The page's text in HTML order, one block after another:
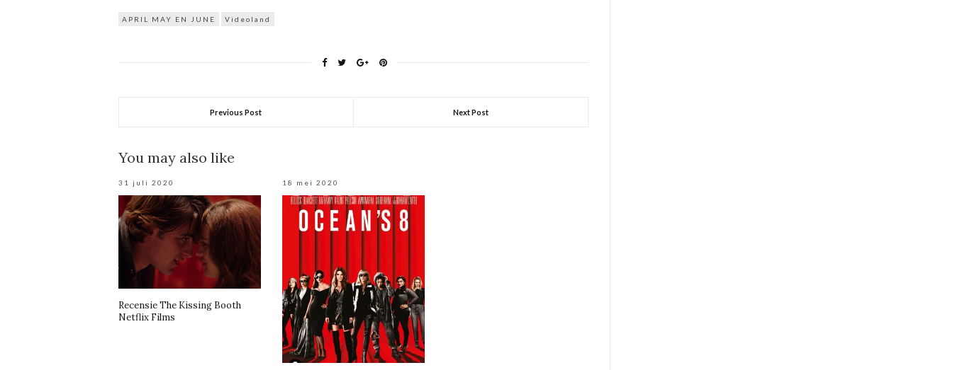
APRIL MAY EN JUNE Videoland
Previous Post Next Post
You may also like
31 juli 2020
Recensie The Kissing Booth
Netflix Films
18 mei 2020